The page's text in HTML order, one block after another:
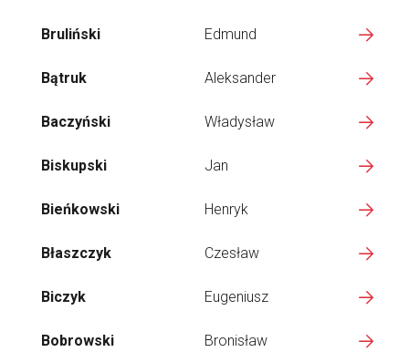
Bruliński Edmund
Bątruk Aleksander
Baczyński Władysław
Biskupski Jan
Bieńkowski Henryk
Błaszczyk Czesław
Biczyk Eugeniusz
Bobrowski Bronisław